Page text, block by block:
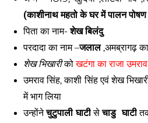
(काशीनाथ महतो के घर में पालन पोषण
पिता का नाम- शेख बिलंदु
परदादा का नाम –जलाल ,अमब्रागढ़
शेख भिखारी को खटंगा का राजा
उमराव सिंह, काशी सिंह एवं शेख
में भाग लिया
उन्होंने चुटुपाली घाटी से चाडु  घाटी